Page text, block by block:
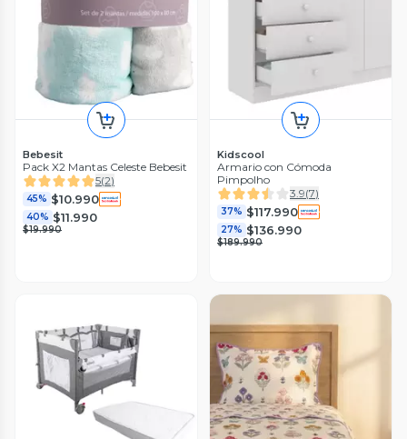
Bebesit
Pack X2 Mantas Celeste Bebesit
5(2)
45% $10.990
40% $11.990
$19.990
Kidscool
Armario con Cómoda
Pimpolho
3.9(7)
37% $117.990
27% $136.990
$189.990